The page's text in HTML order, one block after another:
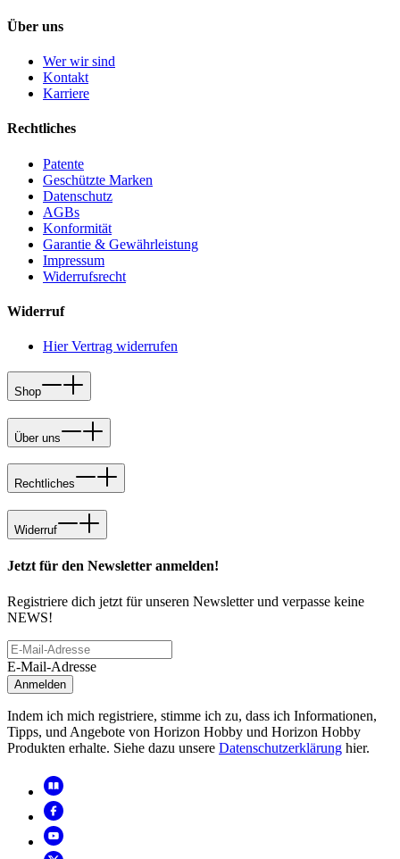
Über uns
Wer wir sind
Kontakt
Karriere
Rechtliches
Patente
Geschützte Marken
Datenschutz
AGBs
Konformität
Garantie & Gewährleistung
Impressum
Widerrufsrecht
Widerruf
Hier Vertrag widerrufen
Shop
Über uns
Rechtliches
Widerruf
Jetzt für den Newsletter anmelden!
Registriere dich jetzt für unseren Newsletter und verpasse keine
NEWS!
E-Mail-Adresse
Anmelden
Indem ich mich registriere, stimme ich zu, dass ich Informationen,
Tipps, und Angebote von Horizon Hobby und Horizon Hobby
Produkten erhalte. Siehe dazu unsere Datenschutzerklärung hier.